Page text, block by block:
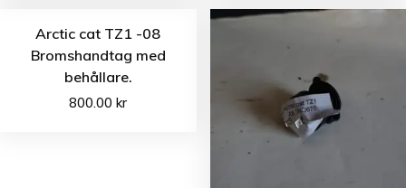
Arctic cat TZ1 -08
Bromshandtag med
behållare.
800.00kr